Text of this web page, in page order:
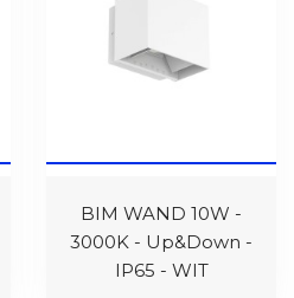
BIM WAND 10W -
3000K - Up&Down -
IP65 - WIT